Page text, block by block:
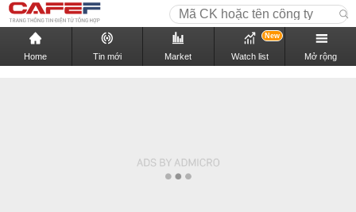
Home Tin mới Market Watch list
New
Mở rộng